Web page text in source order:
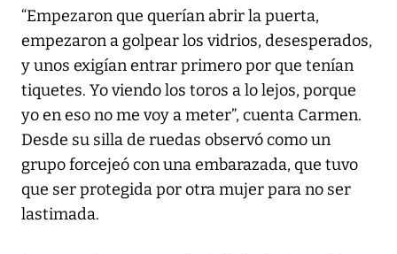
“Empezaron que querían abrir la puerta,
empezaron a golpear los vidrios, desesperados,
y unos exigían entrar primero por que tenían
tiquetes. Yo viendo los toros a lo lejos, porque
yo en eso no me voy a meter”, cuenta Carmen.
Desde su silla de ruedas observó como un
grupo forcejeó con una embarazada, que tuvo
que ser protegida por otra mujer para no ser
lastimada.